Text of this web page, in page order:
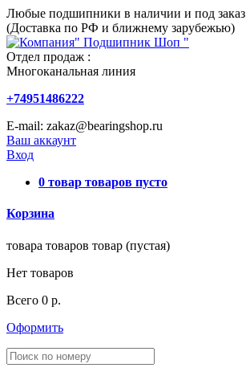
Любые подшипники в наличии и под заказ
(Доставка по РФ и ближнему зарубежью)
Отдел продаж :
Многоканальная линия
+74951486222
E-mail: zakaz@bearingshop.ru
Ваш аккаунт
Вход
0 товар товаров пусто
Корзина
товара товаров товар (пустая)
Нет товаров
Всего 0 р.
Оформить